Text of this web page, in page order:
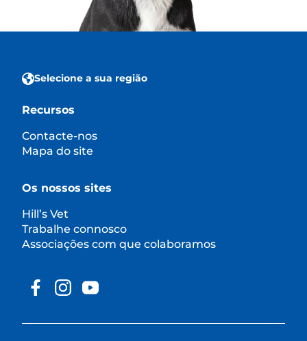
Selecione a sua região
Recursos
Contacte-nos
Mapa do site
Os nossos sites
Hill’s Vet
Trabalhe connosco
Associações com que colaboramos